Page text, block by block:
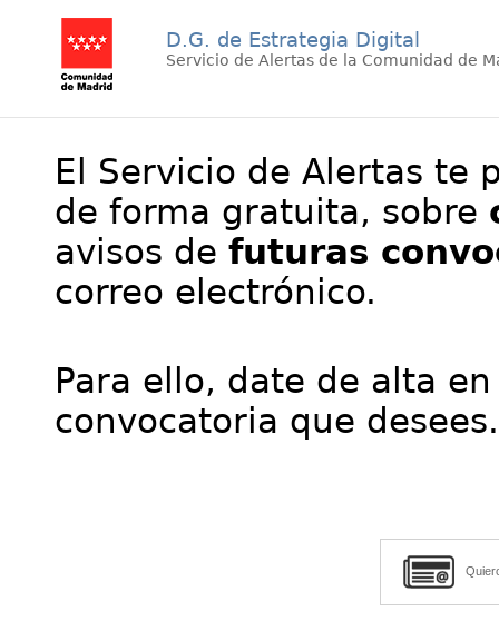
D.G. de Estrategia Digital
Servicio de Alertas de la Comunidad de
El Servicio de Alertas te
de forma gratuita, sobre
avisos de futuras
correo electrónico.
Para ello, date de alta
convocatoria que desees.